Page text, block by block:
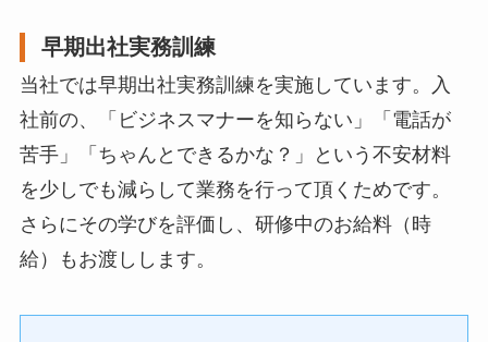
早期出社実務訓練
当社では早期出社実務訓練を実施しています。入
社前の、「ビジネスマナーを知らない」「電話が
苦手」「ちゃんとできるかな？」という不安材料
を少しでも減らして業務を行って頂くためです。
さらにその学びを評価し、研修中のお給料（時
給）もお渡しします。